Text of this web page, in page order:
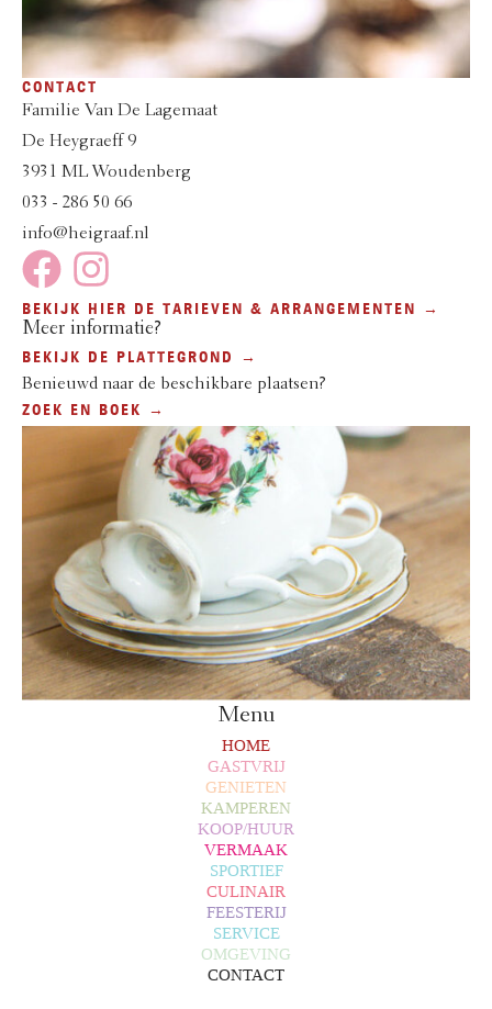
CONTACT
Familie Van De Lagemaat
De Heygraeff 9
3931 ML Woudenberg
033 - 286 50 66
info@heigraaf.nl
BEKIJK HIER DE TARIEVEN & ARRANGEMENTEN →
Meer informatie?
BEKIJK DE PLATTEGROND →
Benieuwd naar de beschikbare plaatsen?
ZOEK EN BOEK →
Menu
HOME
GASTVRIJ
GENIETEN
KAMPEREN
KOOP/HUUR
VERMAAK
SPORTIEF
CULINAIR
FEESTERIJ
SERVICE
OMGEVING
CONTACT